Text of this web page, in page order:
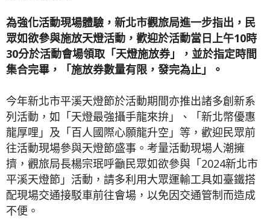
為強化活動現場體驗，新北市觀旅局進一步指出，民
眾如欲參與施放天燈活動，歡迎於活動當日上午10時
30分於活動會場領取「天燈施放券」，並於指定時間
集合完畢，「施放券數量有限，發完為止」。
今年新北市平溪天燈節於活動期間亦推出諸多創新系
列活動，如「天燈最強攝手龍來拚」、「新北幣優惠
龍厚哩」及「百人國際心願龍升空」等，歡迎民眾前
往活動現場參與天燈節盛事。考量活動現場人潮擁
擠，觀旅局長楊宗珉呼籲民眾如欲參與「2024新北市
平溪天燈節」活動，請多利用大眾運輸工具如臺鐵搭
配現場交通接駁車前往會場，以免因交通管制而造成
不便。